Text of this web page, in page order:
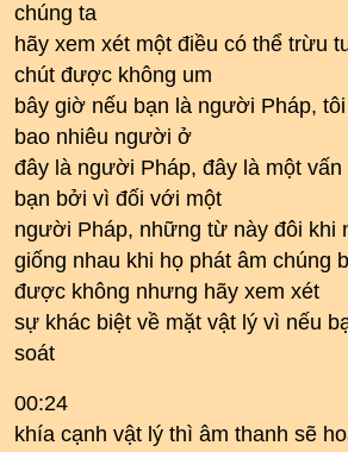
chúng ta
hãy xem xét một điều có thể trừu
chút được không um
bây giờ nếu bạn là người Pháp,
bao nhiêu người ở
đây là người Pháp, đây là một
bạn bởi vì đối với một
người Pháp, những từ này đôi khi
giống nhau khi họ phát âm chúng
được không nhưng hãy xem xét
sự khác biệt về mặt vật lý vì nếu
soát
00:24
khía cạnh vật lý thì âm thanh sẽ